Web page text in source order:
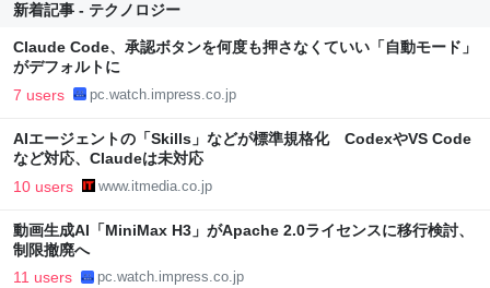
新着記事 - テクノロジー
Claude Code、承認ボタンを何度も押さなくていい「自動モード」
がデフォルトに
7 users pc.watch.impress.co.jp
AIエージェントの「Skills」などが標準規格化 CodexやVS Code
など対応、Claudeは未対応
10 users www.itmedia.co.jp
動画生成AI「MiniMax H3」がApache 2.0ライセンスに移行検討、
制限撤廃へ
11 users pc.watch.impress.co.jp